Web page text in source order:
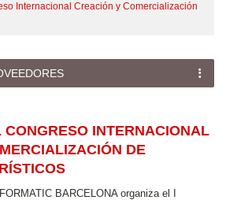
Internacional Creación y Comercialización
CONGRESO INTERNACIONAL
DE
BARCELONA organiza el I